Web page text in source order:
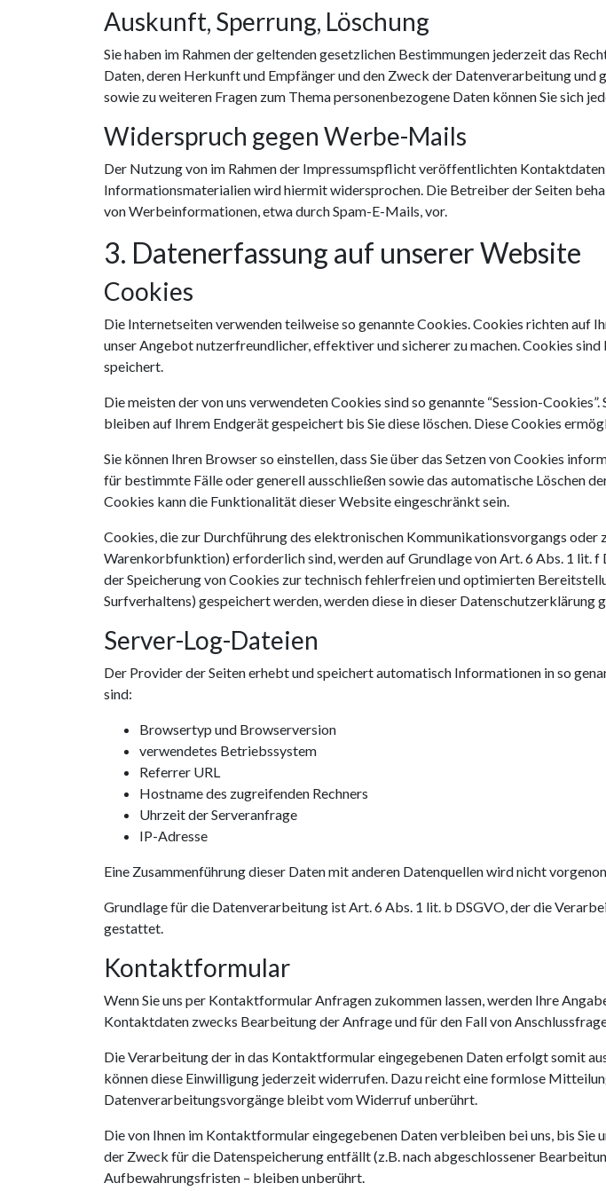
Auskunft, Sperrung, Löschung
Sie haben im Rahmen der geltenden gesetzlichen Bestimmungen jederzeit das
Daten, deren Herkunft und Empfänger und den Zweck der Datenverarbeitung
sowie zu weiteren Fragen zum Thema personenbezogene Daten können Sie sich
Widerspruch gegen Werbe-Mails
Der Nutzung von im Rahmen der Impressumspflicht veröffentlichten
Informationsmaterialien wird hiermit widersprochen. Die Betreiber der Seiten
von Werbeinformationen, etwa durch Spam-E-Mails, vor.
3. Datenerfassung auf unserer Website
Cookies
Die Internetseiten verwenden teilweise so genannte Cookies. Cookies richten auf
unser Angebot nutzerfreundlicher, effektiver und sicherer zu machen. Cookies
speichert.
Die meisten der von uns verwendeten Cookies sind so genannte “Session-
bleiben auf Ihrem Endgerät gespeichert bis Sie diese löschen. Diese Cookies
Sie können Ihren Browser so einstellen, dass Sie über das Setzen von Cookies
für bestimmte Fälle oder generell ausschließen sowie das automatische Löschen
Cookies kann die Funktionalität dieser Website eingeschränkt sein.
Cookies, die zur Durchführung des elektronischen Kommunikationsvorgangs
Warenkorbfunktion) erforderlich sind, werden auf Grundlage von Art. 6 Abs. 1 lit.
der Speicherung von Cookies zur technisch fehlerfreien und optimierten
Surfverhaltens) gespeichert werden, werden diese in dieser Datenschutzerklärung
Server-Log-Dateien
Der Provider der Seiten erhebt und speichert automatisch Informationen in so
sind:
Browsertyp und Browserversion
verwendetes Betriebssystem
Referrer URL
Hostname des zugreifenden Rechners
Uhrzeit der Serveranfrage
IP-Adresse
Eine Zusammenführung dieser Daten mit anderen Datenquellen wird nicht
Grundlage für die Datenverarbeitung ist Art. 6 Abs. 1 lit. b DSGVO, der die
gestattet.
Kontaktformular
Wenn Sie uns per Kontaktformular Anfragen zukommen lassen, werden Ihre
Kontaktdaten zwecks Bearbeitung der Anfrage und für den Fall von
Die Verarbeitung der in das Kontaktformular eingegebenen Daten erfolgt somit
können diese Einwilligung jederzeit widerrufen. Dazu reicht eine formlose
Datenverarbeitungsvorgänge bleibt vom Widerruf unberührt.
Die von Ihnen im Kontaktformular eingegebenen Daten verbleiben bei uns, bis
der Zweck für die Datenspeicherung entfällt (z.B. nach abgeschlossener
Aufbewahrungsfristen – bleiben unberührt.